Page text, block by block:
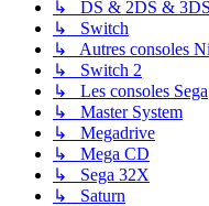
↳ DS & 2DS & 3DS
↳ Switch
↳ Autres consoles
↳ Switch 2
↳ Les consoles Sega
↳ Master System
↳ Megadrive
↳ Mega CD
↳ Sega 32X
↳ Saturn